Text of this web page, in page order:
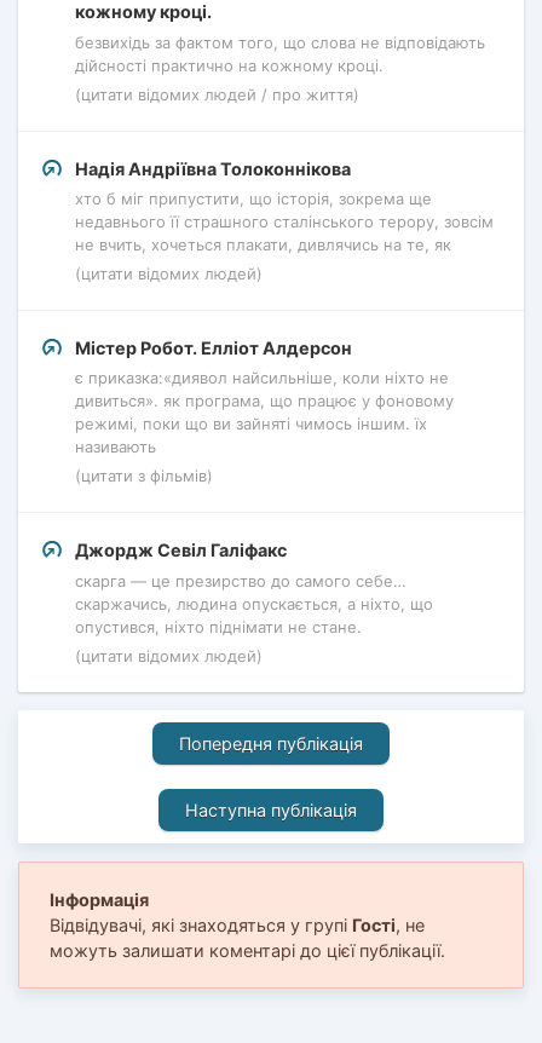
кожному кроці.
безвихідь за фактом того, що слова не відповідають
дійсності практично на кожному кроці.
(цитати відомих людей / про життя)
Надія Андріївна Толоконнікова
хто б міг припустити, що історія, зокрема ще
недавнього її страшного сталінського терору, зовсім
не вчить, хочеться плакати, дивлячись на те, як
(цитати відомих людей)
Містер Робот. Елліот Алдерсон
є приказка:«диявол найсильніше, коли ніхто не
дивиться». як програма, що працює у фоновому
режимі, поки що ви зайняті чимось іншим. їх
називають
(цитати з фільмів)
Джордж Севіл Галіфакс
скарга — це презирство до самого себе…
скаржачись, людина опускається, а ніхто, що
опустився, ніхто піднімати не стане.
(цитати відомих людей)
Попередня публікація
Наступна публікація
Інформація
Відвідувачі, які знаходяться у групі Гості, не
можуть залишати коментарі до цієї публікації.